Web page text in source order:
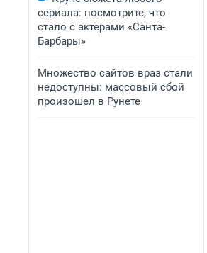
сериала: посмотрите, что
стало с актерами «Санта-
Барбары»
Множество сайтов враз стали
недоступны: массовый сбой
произошел в Рунете